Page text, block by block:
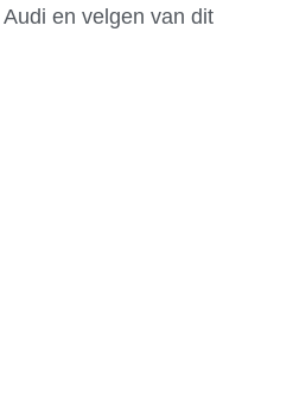
en velgen van dit